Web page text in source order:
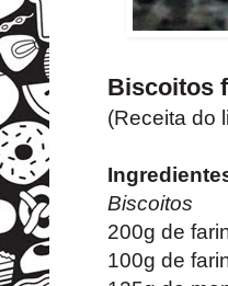
Biscoitos
(Receita do
Biscoitos
200g de
100g de